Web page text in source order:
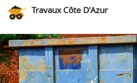
Travaux Côte D'Azur